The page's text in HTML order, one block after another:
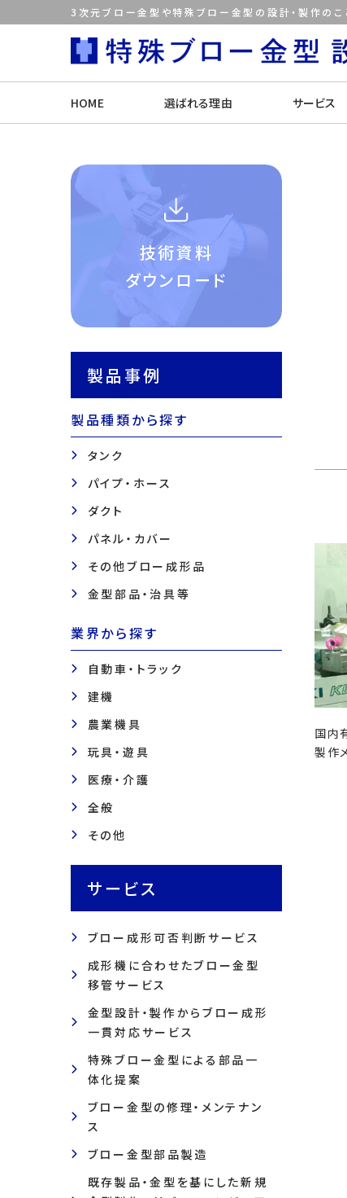
3次元ブロー金型や特殊ブロー金型の設計・製作のこ
HOME 選ばれる理由 サービス
技術資料
ダウンロード
製品事例
製品種類から探す
タンク
パイプ・ホース
ダクト
パネル・カバー
その他ブロー成形品
金型部品・治具等
業界から探す
自動車・トラック
建機
農業機具
玩具・遊具
医療・介護
全般
その他
サービス
ブロー成形可否判断サービス
成形機に合わせたブロー金型
移管サービス
金型設計・製作からブロー成形
一貫対応サービス
特殊ブロー金型による部品一
体化提案
ブロー金型の修理・メンテナン
ス
ブロー金型部品製造
既存製品・金型を基にした新規
国内
製作